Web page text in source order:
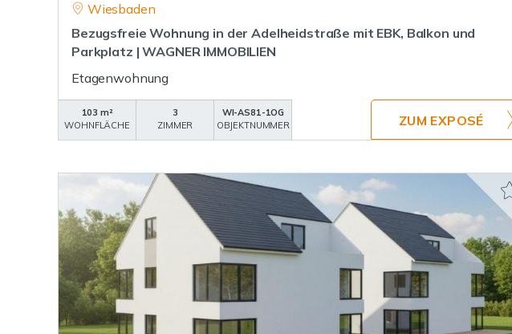
Wiesbaden
Bezugsfreie Wohnung in der Adelheidstraße mit EBK, Balkon und
Parkplatz | WAGNER IMMOBILIEN
Etagenwohnung
103 m²
WOHNFLÄCHE
3
ZIMMER
WI-AS81-1OG
OBJEKTNUMMER
ZUM EXPOSÉ